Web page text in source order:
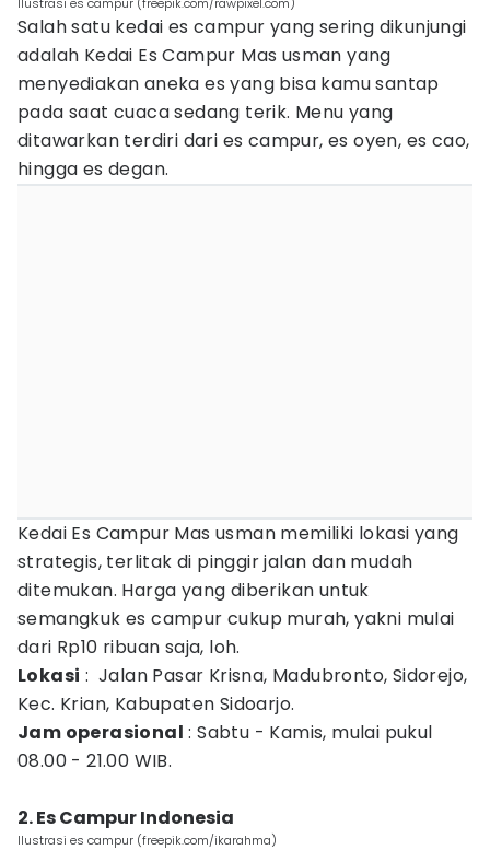
Salah satu kedai es campur yang sering dikunjungi
adalah Kedai Es Campur Mas usman yang
menyediakan aneka es yang bisa kamu santap
pada saat cuaca sedang terik. Menu yang
ditawarkan terdiri dari es campur, es oyen, es cao,
hingga es degan.
Kedai Es Campur Mas usman memiliki lokasi yang
strategis, terlitak di pinggir jalan dan mudah
ditemukan. Harga yang diberikan untuk
semangkuk es campur cukup murah, yakni mulai
dari Rp10 ribuan saja, loh.
Lokasi : Jalan Pasar Krisna, Madubronto, Sidorejo,
Kec. Krian, Kabupaten Sidoarjo.
Jam operasional : Sabtu - Kamis, mulai pukul
08.00 - 21.00 WIB.
2. Es Campur Indonesia
Ilustrasi es campur (freepik.com/ikarahma)